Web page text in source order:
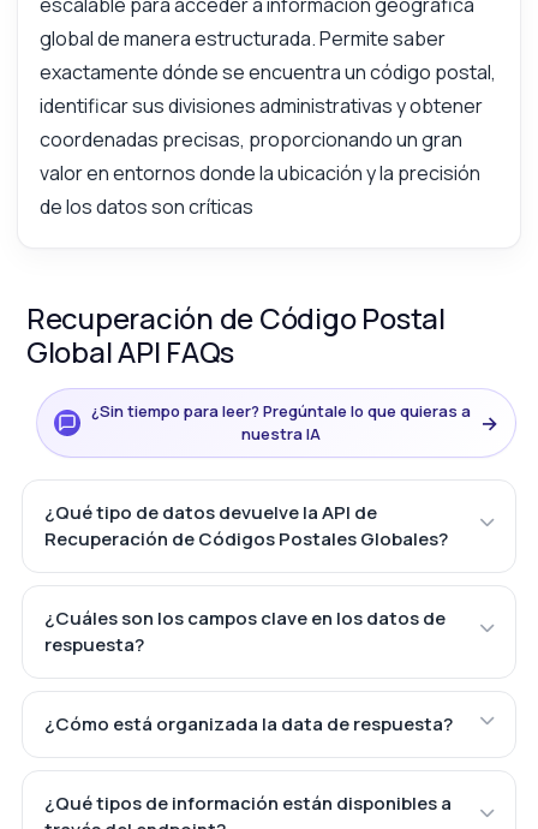
global de manera estructurada. Permite saber
exactamente dónde se encuentra un código postal,
identificar sus divisiones administrativas y obtener
coordenadas precisas, proporcionando un gran
valor en entornos donde la ubicación y la precisión
de los datos son críticas
Recuperación de Código Postal
Global API FAQs
¿Sin tiempo para leer? Pregúntale lo que quieras a
nuestra IA
→
¿Qué tipo de datos devuelve la API de
Recuperación de Códigos Postales Globales?
¿Cuáles son los campos clave en los datos de
respuesta?
¿Cómo está organizada la data de respuesta?
¿Qué tipos de información están disponibles a